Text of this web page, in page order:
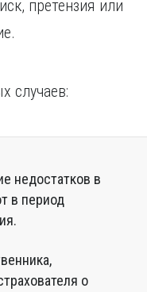
претензия или
случаев:
недостатков в
в период
о